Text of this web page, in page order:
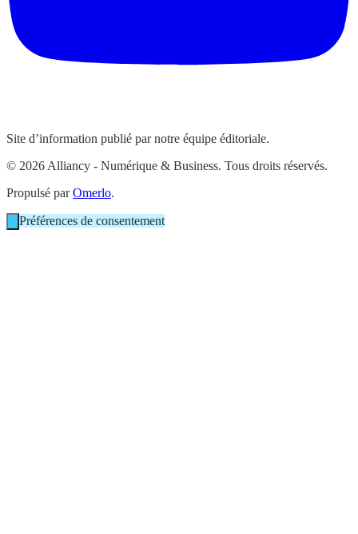
Site d’information publié par notre équipe éditoriale.
© 2026 Alliancy - Numérique & Business. Tous droits réservés.
Propulsé parOmerlo.
Préférences de consentement